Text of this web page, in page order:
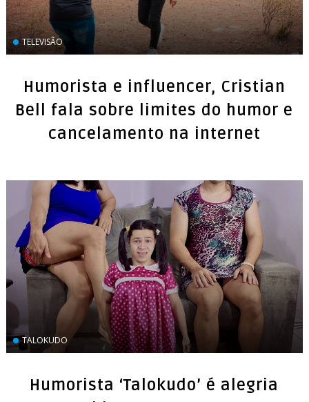
TELEVISÃO
Humorista e influencer, Cristian
Bell fala sobre limites do humor e
cancelamento na internet
TALOKUDO
Humorista ‘Talokudo’ é alegria